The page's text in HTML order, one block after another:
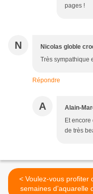
pages !
N Nicolas globle
Très sympathique
Répondre
A Alain-
Et
de très
< Voulez-vous profiter de
semaines d’aquarelle